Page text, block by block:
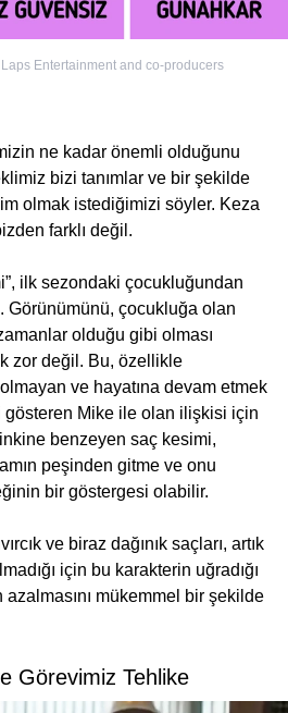
Entertainment and co-producers
ne kadar önemli olduğunu
bizi tanımlar ve bir şekilde
olmak istediğimizi söyler. Keza
farklı değil.
ilk sezondaki çocukluğundan
Görünümünü, çocukluğa olan
olduğu gibi olması
zor değil. Bu, özellikle
ve hayatına devam etmek
Mike ile olan ilişkisi için
benzeyen saç kesimi,
peşinden gitme ve onu
bir göstergesi olabilir.
ve biraz dağınık saçları, artık
için bu karakterin uğradığı
mükemmel bir şekilde
Görevimiz Tehlike